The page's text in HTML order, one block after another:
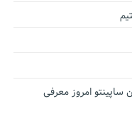
ساپینتو امروز معرفی